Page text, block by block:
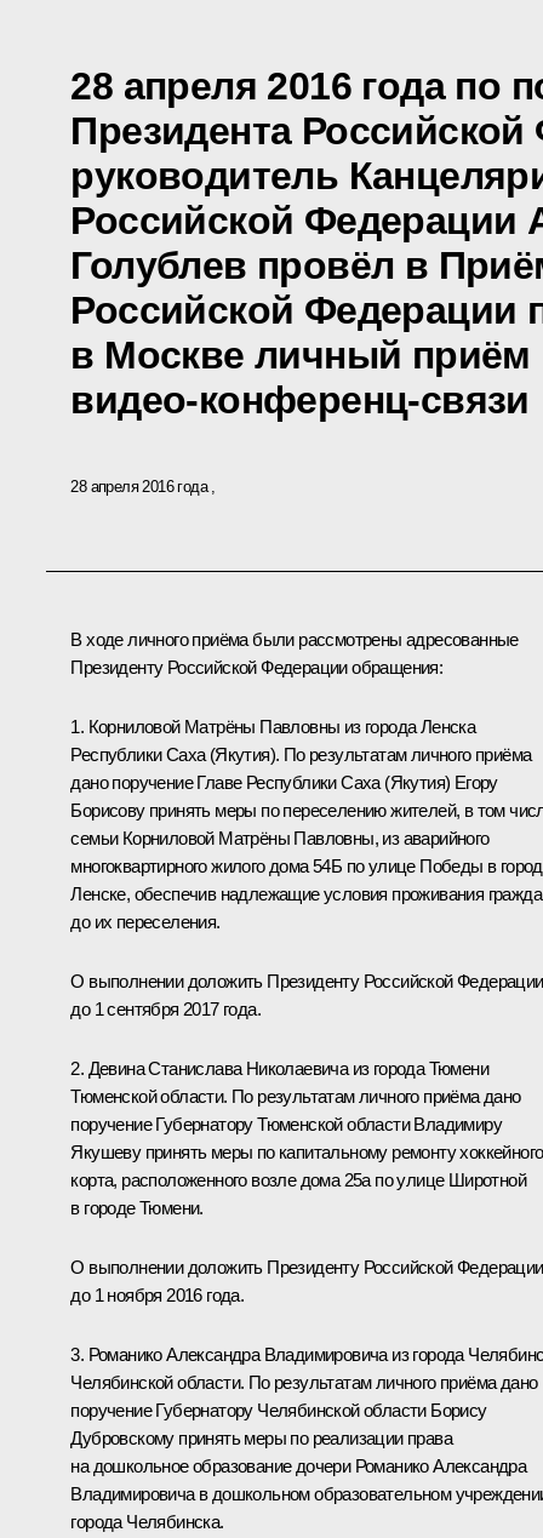
28 апреля 2016 года по
Президента
руководитель
Российской Федерации
Голублев провёл в
Российской Федерации
в Москве личный приём
видео-конференц-связи
28 апреля 2016 года
В ходе личного приёма были рассмотрены адресованные
Президенту Российской Федерации обращения:
1. Корниловой Матрёны Павловны из города Ленска
Республики Саха (Якутия). По результатам личного приёма
дано поручение Главе Республики Саха (Якутия) Егору
Борисову принять меры по переселению жителей, в том
семьи Корниловой Матрёны Павловны, из аварийного
многоквартирного жилого дома 54Б по улице Победы в
Ленске, обеспечив надлежащие условия проживания
до их переселения.
О выполнении доложить Президенту Российской Федерации
до 1 сентября 2017 года.
2. Девина Станислава Николаевича из города Тюмени
Тюменской области. По результатам личного приёма дано
поручение Губернатору Тюменской области Владимиру
Якушеву принять меры по капитальному ремонту хоккейного
корта, расположенного возле дома 25а по улице Широтной
в городе Тюмени.
О выполнении доложить Президенту Российской Федерации
до 1 ноября 2016 года.
3. Романико Александра Владимировича из города
Челябинской области. По результатам личного приёма дано
поручение Губернатору Челябинской области Борису
Дубровскому принять меры по реализации права
на дошкольное образование дочери Романико Александра
Владимировича в дошкольном образовательном
города Челябинска.